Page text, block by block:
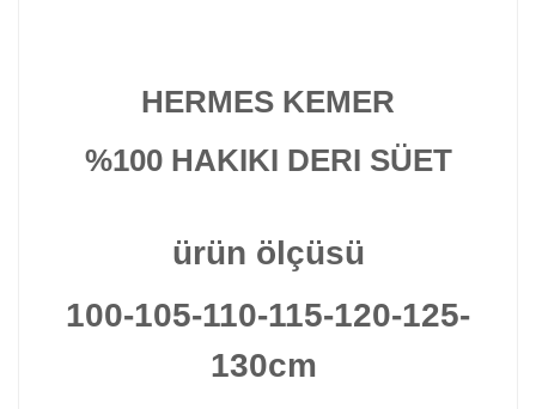
HERMES KEMER
%100 HAKIKI DERI SÜET
ürün ölçüsü
100-105-110-115-120-125-
130cm